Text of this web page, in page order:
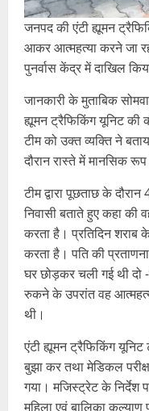
जनपद की एंटी ह्यूमन
आकर आत्महत्या करने जा
पुनर्वास केंद्र में दाखिल
जानकारी के मुताबिक
ह्यूमन ट्रैफिकिंग यूनिट की
टीम को उक्त व्यक्ति ने
दौरान रास्ते में मानसिक
टीम द्वारा पूछताछ के
निवासी बताते हुए कहा की
करता है। प्रतिदिन शराब
करता है। पति की
घर छोड़कर चली गई थी दो
रुकने के उपरांत वह
थी।
एंटी ह्यूमन ट्रैफिकिंग यूनिट
बुझा कर तथा मेडिकल
गया। मजिस्ट्रेट के निर्देश
महिला एवं बालिका कल्याण